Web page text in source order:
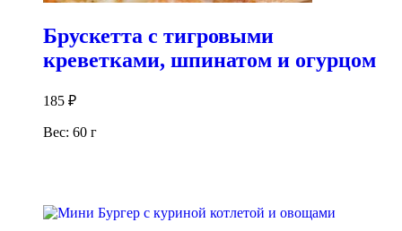
Брускетта с тигровыми
креветками, шпинатом и огурцом
185 ₽
Вес: 60 г